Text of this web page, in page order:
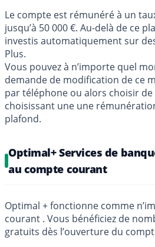
Le compte est rémunéré à un
jusqu’à 50 000 €. Au-delà de ce
investis automatiquement sur
Plus.
Vous pouvez à n’importe quel
demande de modification de ce
par téléphone ou alors choisir
choisissant une une
plafond.
Optimal+ Services de
au compte courant
Optimal + fonctionne comme
courant . Vous bénéficiez de
gratuits dès l’ouverture du